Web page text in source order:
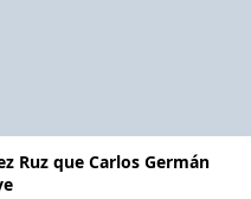
Ruz que Carlos Germán